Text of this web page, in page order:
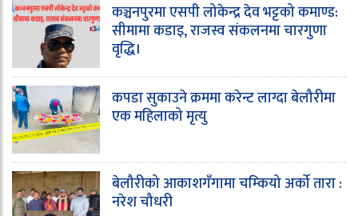
कञ्चनपुरमा एसपी लोकेन्द्र देव भट्टको कमाण्ड:
सीमामा कडाइ, राजस्व संकलनमा चारगुणा
वृद्धि।
कपडा सुकाउने क्रममा करेन्ट लाग्दा बेलौरीमा
एक महिलाको मृत्यु
बेलौरीको आकाशगँगामा चम्कियो अर्को तारा :
नरेश चौधरी